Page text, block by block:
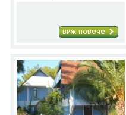
виж повече